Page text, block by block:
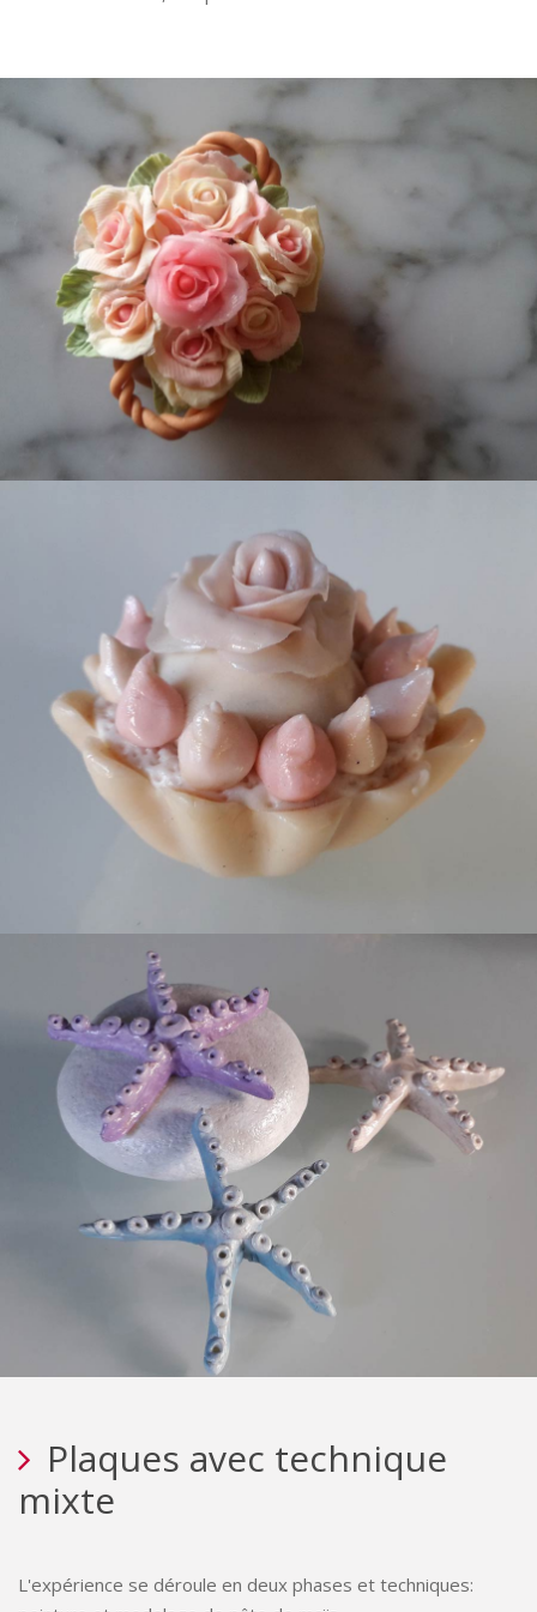
Plaques avec technique
mixte
L'expérience se déroule en deux phases et techniques: